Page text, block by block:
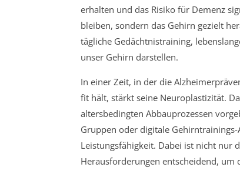
erhalten und das Risiko für Demenz
bleiben, sondern das Gehirn gezielt
tägliche Gedächtnistraining,
unser Gehirn darstellen.
In einer Zeit, in der die
fit hält, stärkt seine Neuroplastizität.
altersbedingten Abbauprozessen
Gruppen oder digitale
Leistungsfähigkeit. Dabei ist nicht nur
Herausforderungen entscheidend, um